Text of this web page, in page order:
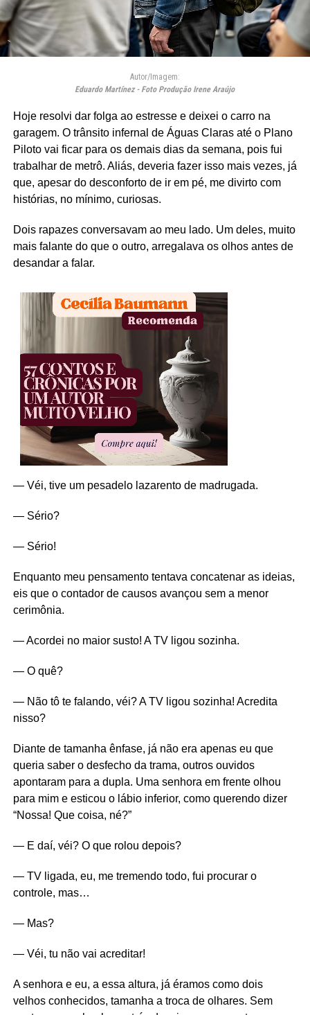
Autor/Imagem:
Eduardo Martínez - Foto Produção Irene Araújo
Hoje resolvi dar folga ao estresse e deixei o carro na
garagem. O trânsito infernal de Águas Claras até o Plano
Piloto vai ficar para os demais dias da semana, pois fui
trabalhar de metrô. Aliás, deveria fazer isso mais vezes, já
que, apesar do desconforto de ir em pé, me divirto com
histórias, no mínimo, curiosas.
Dois rapazes conversavam ao meu lado. Um deles, muito
mais falante do que o outro, arregalava os olhos antes de
desandar a falar.
— Véi, tive um pesadelo lazarento de madrugada.
— Sério?
— Sério!
Enquanto meu pensamento tentava concatenar as ideias,
eis que o contador de causos avançou sem a menor
cerimônia.
— Acordei no maior susto! A TV ligou sozinha.
— O quê?
— Não tô te falando, véi? A TV ligou sozinha! Acredita
nisso?
Diante de tamanha ênfase, já não era apenas eu que
queria saber o desfecho da trama, outros ouvidos
apontaram para a dupla. Uma senhora em frente olhou
para mim e esticou o lábio inferior, como querendo dizer
“Nossa! Que coisa, né?”
— E daí, véi? O que rolou depois?
— TV ligada, eu, me tremendo todo, fui procurar o
controle, mas…
— Mas?
— Véi, tu não vai acreditar!
A senhora e eu, a essa altura, já éramos como dois
velhos conhecidos, tamanha a troca de olhares. Sem